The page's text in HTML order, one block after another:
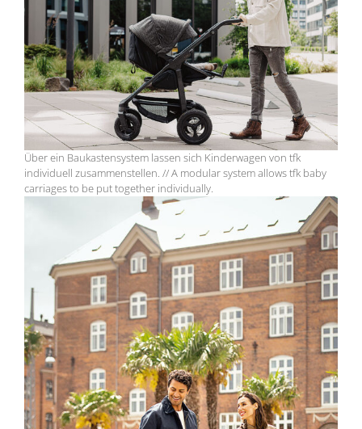
Über ein Baukastensystem lassen sich Kinderwagen von tfk
individuell zusammenstellen. // A modular system allows tfk baby
carriages to be put together individually.